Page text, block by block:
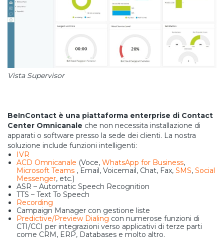
Vista Supervisor
BeInContact è una piattaforma enterprise di Contact
Center Omnicanale che non necessita installazione di
apparati o software presso la sede dei clienti. La nostra
soluzione include funzioni intelligenti:
IVR
ACD Omnicanale (Voce, WhatsApp for Business,
Microsoft Teams , Email, Voicemail, Chat, Fax, SMS, Social
Messenger, etc.)
ASR – Automatic Speech Recognition
TTS – Text To Speech
Recording
Campaign Manager con gestione liste
Predictive/Preview Dialing con numerose funzioni di
CTI/CCI per integrazioni verso applicativi di terze parti
come CRM, ERP, Databases e molto altro.